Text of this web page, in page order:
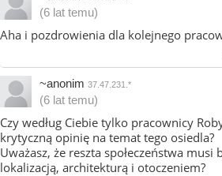
(6 lat temu)
Aha i pozdrowienia dla kolejnego
~anonim 37.47.231.*
(6 lat temu)
Czy według Ciebie tylko pracownicy
krytyczną opinię na temat tego osiedla?
Uważasz, że reszta społeczeństwa musi
lokalizacją, architekturą i otoczeniem?